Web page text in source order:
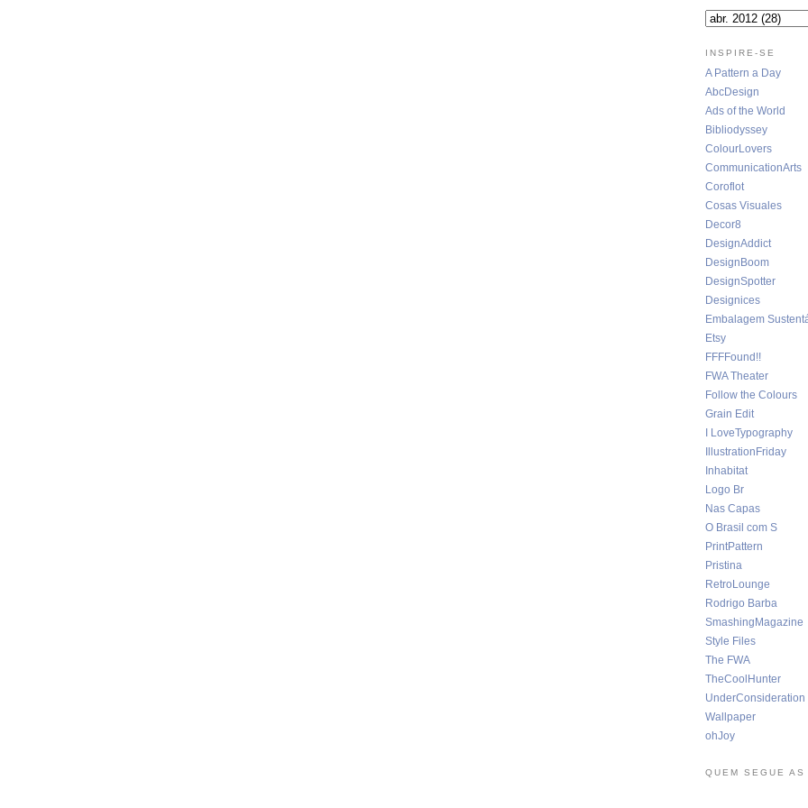
INSPIRE-SE
A Pattern a Day
AbcDesign
Ads of the World
Bibliodyssey
ColourLovers
CommunicationArts
Coroflot
Cosas Visuales
Decor8
DesignAddict
DesignBoom
DesignSpotter
Designices
Embalagem
Etsy
FFFFound!!
FWA Theater
Follow the Colours
Grain Edit
I LoveTypography
IllustrationFriday
Inhabitat
Logo Br
Nas Capas
O Brasil com S
PrintPattern
Pristina
RetroLounge
Rodrigo Barba
SmashingMagazine
Style Files
The FWA
TheCoolHunter
UnderConsideration
Wallpaper
ohJoy
QUEM SEGUE